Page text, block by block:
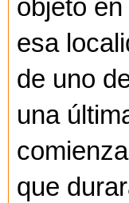
objeto
esa
de uno
una
que